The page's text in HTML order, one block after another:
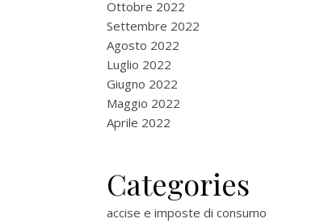
Ottobre 2022
Settembre 2022
Agosto 2022
Luglio 2022
Giugno 2022
Maggio 2022
Aprile 2022
Categories
accise e imposte di consumo